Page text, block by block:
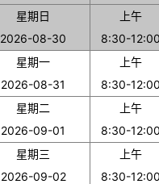
星期日
2026-08-30
上午
8:30-
星期一
2026-08-31
上午
8:30-
星期二
2026-09-01
上午
8:30-
星期三
2026-09-02
上午
8:30-